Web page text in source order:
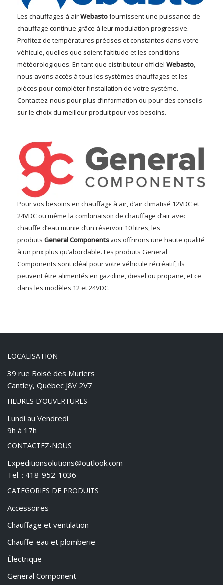
Les chauffages à airWebastofournissent une puissance de
chauffage continue grâce à leur modulation progressive.
Profitez de températures précises et constantes dans votre
véhicule, quelles que soient l’altitude et les conditions
météorologiques. En tant que distributeur officiel Webasto
nous avons accès à tous les systèmes chauffages et les
pièces pour compléter l’installation de votre système.
Contactez-nous pour plus d’information ou pour des conseils
sur le choix du meilleur produit pour vos besoins.
Pour vos besoins en chauffage à air, d’air climatisé 12VDC et
24VDC ou même la combinaison de chauffage d’air avec
chauffe d’eau munie d’un réservoir 10 litres, les
produits General Componentsvos offrirons une haute qualité
à un prix plus qu’abordable. Les produits General
Components sont idéal pour votre véhicule récréatif, ils
peuvent être alimentés en gazoline, diesel ou propane, et ce
dans les modèles 12 et 24VDC.
LOCALISATION
39 rue Boisé des Muriers
Cantley, Québec J8V 2V7
HEURES D’OUVERTURES
Lundi au Vendredi
9h à 17h
CONTACTEZ-NOUS
Expeditionsolutions@outlook.com
Tel. : 418-952-1036
CATEGORIES DE PRODUITS
Accessoires
Chauffage et ventilation
Chauffe-eau et plomberie
Électrique
General Component